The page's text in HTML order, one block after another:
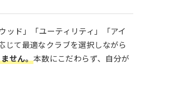
ッド」「ユーティリティ」「アイ
じて最適なクラブを選択しながら
せん。本数にこだわらず、自分が